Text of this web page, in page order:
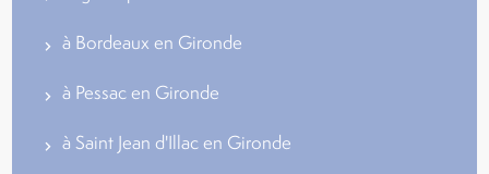
à Bordeaux en Gironde
à Pessac en Gironde
à Saint Jean d'Illac en Gironde